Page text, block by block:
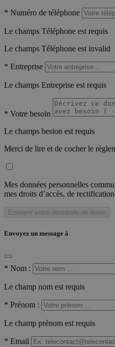
* Numéro de téléphone
Le champs Téléphone est requis
Le champs Téléphone est invalid
* Entreprise
Le champs Entreprise est requis
* Votre besoin
Le champs besion est requis
Merci de lire et de cocher le
Mes données personnelles
mes droits d’accès, de
Envoyer votre demande de devis
Envoyez un message à
* Nom :
Le champ nom est requis
* Prénom :
Le champ prénom est requis
* Email